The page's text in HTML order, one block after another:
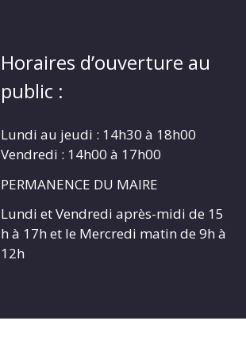
Horaires d’ouverture au
public :
Lundi au jeudi : 14h30 à 18h00
Vendredi : 14h00 à 17h00
PERMANENCE DU MAIRE
Lundi et Vendredi après-midi de 15
h à 17h et le Mercredi matin de 9h à
12h